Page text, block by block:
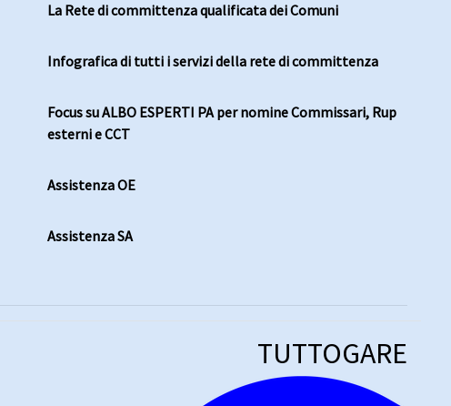
La Rete di committenza qualificata dei Comuni
Infografica di tutti i servizi della rete di committenza
Focus su ALBO ESPERTI PA per nomine Commissari, Rup
esterni e CCT
Assistenza OE
Assistenza SA
TUTTOGARE